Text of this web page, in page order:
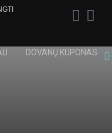
DOVANŲ KUPONAS